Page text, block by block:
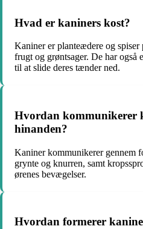
Hvad er kaniners kost?
Kaniner er planteædere og
frugt og grøntsager. De har også
til at slide deres tænder ned.
Hvordan kommunikerer
hinanden?
Kaniner kommunikerer gennem
grynte og knurren, samt
ørenes bevægelser.
Hvordan formerer